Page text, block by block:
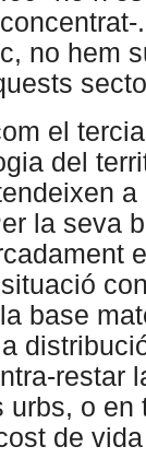
no hem
el
del
a
la seva
base
restar
urbs, o en
de